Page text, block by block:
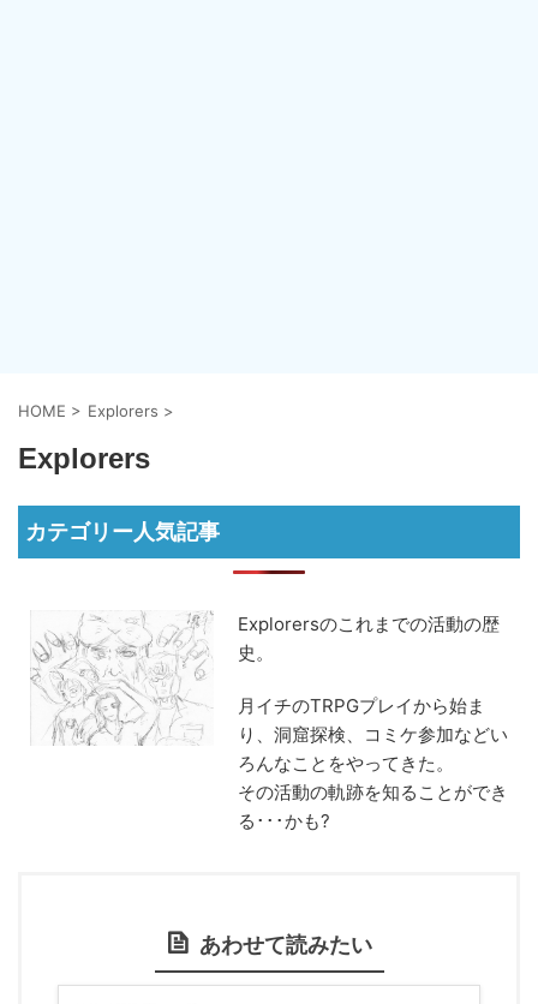
HOME > Explorers >
Explorers
カテゴリー人気記事
Explorersのこれまでの活動の歴
史。
月イチのTRPGプレイから始ま
り、洞窟探検、コミケ参加などい
ろんなことをやってきた。
その活動の軌跡を知ることができ
る･･･かも?
あわせて読みたい